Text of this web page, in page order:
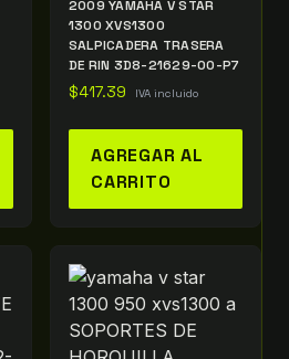
2009 YAMAHA V STAR
1300 XVS1300
SALPICADERA TRASERA
DE RIN 3D8-21629-00-P7
$417.39 IVA incluido
AGREGAR AL
CARRITO